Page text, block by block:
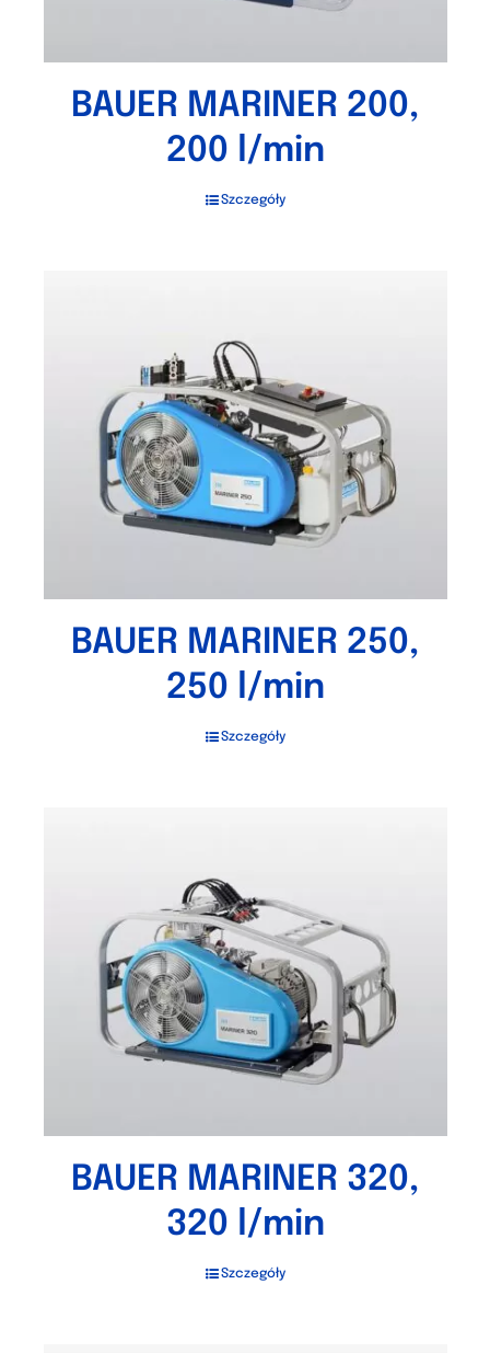
BAUER MARINER 200,
200 l/min
Szczegóły
BAUER MARINER 250,
250 l/min
Szczegóły
BAUER MARINER 320,
320 l/min
Szczegóły